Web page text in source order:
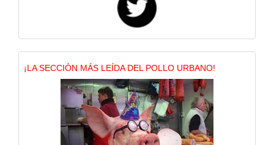
¡LA SECCIÓN MÁS LEÍDA DEL POLLO URBANO!